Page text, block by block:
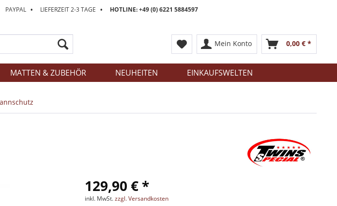
PAYPAL • LIEFERZEIT 2-3 TAGE • HOTLINE: +49 (0) 6221 5884597
Mein Konto 0,00 € *
MATTEN & ZUBEHÖR NEUHEITEN EINKAUFSWELTEN
129,90 € *
inkl. MwSt.zzgl. Versandkosten